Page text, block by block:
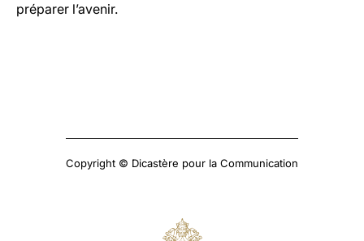
préparer l’avenir.
Copyright © Dicastère pour la Communication